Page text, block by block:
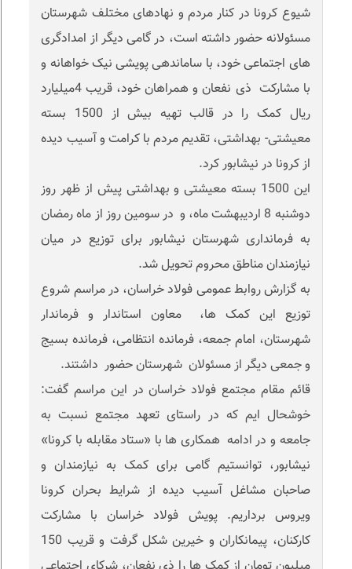
شیوع کرونا در کنار مردم و نهادهای مختلف شهرستان
مسئولانه حضور داشته است، در گامی دیگر از امدادگری
های اجتماعی خود، با ساماندهی پویشی نیک خواهانه و
با مشارکت ذی نفعان و همراهان خود، قریب 4میلیارد
ریال کمک را در قالب تهیه بیش از 1500 بسته
معیشتی- بهداشتی، تقدیم مردم با کرامت و آسیب دیده
از کرونا در نیشابور کرد.
این 1500 بسته معیشتی و بهداشتی پیش از ظهر روز
دوشنبه 8 اردیبهشت ماه، و در سومین روز از ماه رمضان
به فرمانداری شهرستان نیشابور برای توزیع در میان
نیازمندان مناطق محروم تحویل شد.
به گزارش روابط عمومی فولاد خراسان، در مراسم شروع
توزیع این کمک ها، معاون استاندار و فرماندار
شهرستان، امام جمعه، فرمانده انتظامی، فرمانده بسیج
و جمعی دیگر از مسئولان شهرستان حضور داشتند.
قائم مقام مجتمع فولاد خراسان در این مراسم گفت:
خوشحال ایم که در راستای تعهد مجتمع نسبت به
جامعه و در ادامه همکاری ها با «ستاد مقابله با کرونا»
نیشابور، توانستیم گامی برای کمک به نیازمندان و
صاحبان مشاغل آسیب دیده از شرایط بحران کرونا
ویروس برداریم. پویش فولاد خراسان با مشارکت
کارکنان، پیمانکاران و خیرین شکل گرفت و قریب 150